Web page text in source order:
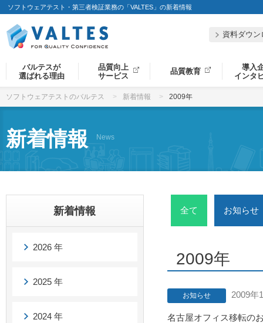
ソフトウェアテスト・第三者検証業務の「VALTES」の新着情報
資料ダウン
バルテスが
選ばれる理由
品質向上
サービス
品質教育
導入
インタ
ソフトウェアテストのバルテス 新着情報 2009年
新着情報 News
全て お知らせ
2009年
お知らせ 2009年
名古屋オフィス移転の
新着情報
2026 年
2025 年
2024 年